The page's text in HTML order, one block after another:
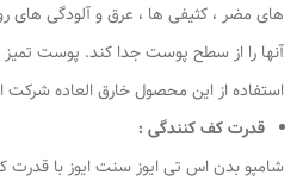
های مضر ، کثیفی ها ، عرق و آلودگی
آنها را از سطح پوست جدا کند. پوست تمیز
استفاده از این محصول خارق العاده
قدرت کف کنندگی :
شامپو بدن اس تی ایوز سنت ایوز با قدرت